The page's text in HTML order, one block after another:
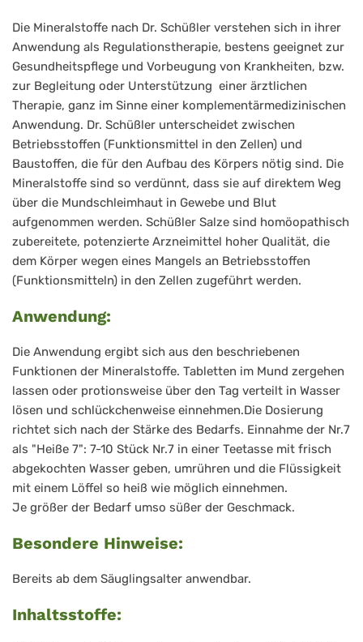
Die Mineralstoffe nach Dr. Schüßler verstehen sich in ihrer
Anwendung als Regulationstherapie, bestens geeignet zur
Gesundheitspflege und Vorbeugung von Krankheiten, bzw.
zur Begleitung oder Unterstützung einer ärztlichen
Therapie, ganz im Sinne einer komplementärmedizinischen
Anwendung. Dr. Schüßler unterscheidet zwischen
Betriebsstoffen (Funktionsmittel in den Zellen) und
Baustoffen, die für den Aufbau des Körpers nötig sind. Die
Mineralstoffe sind so verdünnt, dass sie auf direktem Weg
über die Mundschleimhaut in Gewebe und Blut
aufgenommen werden. Schüßler Salze sind homöopathisch
zubereitete, potenzierte Arzneimittel hoher Qualität, die
dem Körper wegen eines Mangels an Betriebsstoffen
(Funktionsmitteln) in den Zellen zugeführt werden.
Anwendung:
Die Anwendung ergibt sich aus den beschriebenen
Funktionen der Mineralstoffe. Tabletten im Mund zergehen
lassen oder protionsweise über den Tag verteilt in Wasser
lösen und schlückchenweise einnehmen.Die Dosierung
richtet sich nach der Stärke des Bedarfs. Einnahme der Nr.7
als "Heiße 7": 7-10 Stück Nr.7 in einer Teetasse mit frisch
abgekochten Wasser geben, umrühren und die Flüssigkeit
mit einem Löffel so heiß wie möglich einnehmen.
Je größer der Bedarf umso süßer der Geschmack.
Besondere Hinweise:
Bereits ab dem Säuglingsalter anwendbar.
Inhaltsstoffe: